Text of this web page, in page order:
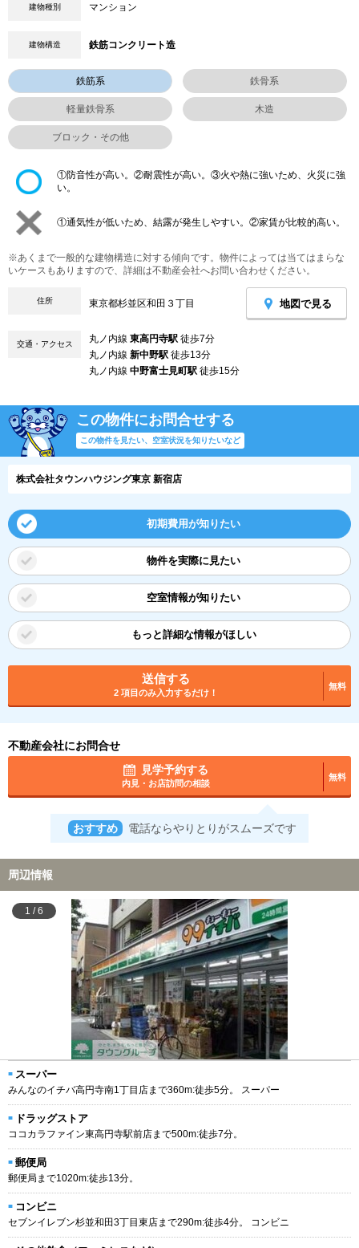
建物種別 マンション
建物構造 鉄筋コンクリート造
鉄筋系 鉄骨系
軽量鉄骨系 木造
ブロック・その他
①防音性が高い。②耐震性が高い。③火や熱に強いため、火災に強
い。
①通気性が低いため、結露が発生しやすい。②家賃が比較的高い。
※あくまで一般的な建物構造に対する傾向です。物件によっては当てはまらな
いケースもありますので、詳細は不動産会社へお問い合わせください。
住所 東京都杉並区和田３丁目 地図で見る
交通・アクセス 丸ノ内線 東高円寺駅 徒歩7分
丸ノ内線 新中野駅 徒歩13分
丸ノ内線 中野富士見町駅 徒歩15分
この物件にお問合せする
この物件を見たい、空室状況を知りたいなど
株式会社タウンハウジング東京 新宿店
初期費用が知りたい
物件を実際に見たい
空室情報が知りたい
もっと詳細な情報がほしい
送信する
2 項目のみ入力するだけ！
無料
不動産会社にお問合せ
見学予約する
内見・お店訪問の相談
無料
おすすめ 電話ならやりとりがスムーズです
周辺情報
1 /6
スーパー
みんなのイチバ高円寺南1丁目店まで360m:徒歩5分。 スーパー
ドラッグストア
ココカラファイン東高円寺駅前店まで500m:徒歩7分。
郵便局
郵便局まで1020m:徒歩13分。
コンビニ
セブンイレブン杉並和田3丁目東店まで290m:徒歩4分。 コンビニ